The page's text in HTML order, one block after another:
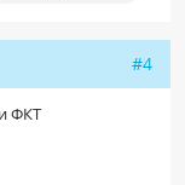
#4
ФКТ